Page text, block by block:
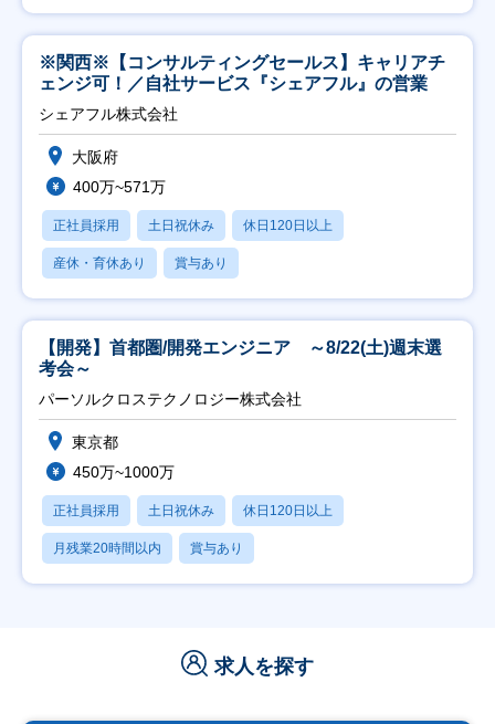
※関西※【コンサルティングセールス】キャリアチ
ェンジ可！／自社サービス『シェアフル』の営業
シェアフル株式会社
大阪府
400万~571万
正社員採用 土日祝休み 休日120日以上
産休・育休あり 賞与あり
【開発】首都圏/開発エンジニア ～8/22(土)週末選
考会～
パーソルクロステクノロジー株式会社
東京都
450万~1000万
正社員採用 土日祝休み 休日120日以上
月残業20時間以内 賞与あり
求人を探す